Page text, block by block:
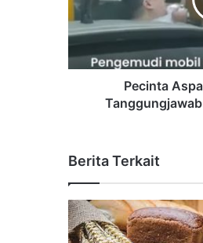
Pecinta
Berita Terkait